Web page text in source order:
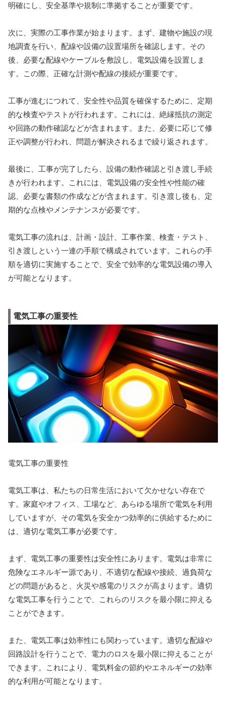
明確にし、安全基準や規制に準拠することが重要です。
次に、実際の工事作業が始まります。まず、建物や施設の現
地調査を行い、配線や設備の設置場所を確認します。その
後、必要な配線やケーブルを敷設し、電気設備を設置しま
す。この際、正確な計測や配線の接続が重要です。
工事が進むにつれて、安全性や品質を確保するために、定期
的な検査やテストが行われます。これには、絶縁抵抗の測定
や回路の動作確認などが含まれます。また、必要に応じて修
正や調整が行われ、問題が解決されるまで繰り返されます。
最後に、工事が完了したら、設備の動作確認と引き渡し手続
きが行われます。これには、電気設備の安全性や性能の確
認、必要な書類の作成などが含まれます。引き渡し後も、定
期的な点検やメンテナンスが必要です。
電気工事の流れは、計画・設計、工事作業、検査・テスト、
引き渡しという一連の手順で構成されています。これらの手
順を適切に実施することで、安全で効率的な電気設備の導入
が可能となります。
電気工事の重要性
電気工事の重要性
電気工事は、私たちの日常生活において欠かせない存在で
す。家庭やオフィス、工場など、あらゆる場所で電気を利用
していますが、その電気を安全かつ効率的に供給するために
は、適切な電気工事が必要です。
まず、電気工事の重要性は安全性にあります。電気は非常に
危険なエネルギー源であり、不適切な配線や接続、過負荷な
どの問題があると、火災や感電のリスクが高まります。適切
な電気工事を行うことで、これらのリスクを最小限に抑える
ことができます。
また、電気工事は効率性にも関わっています。適切な配線や
回路設計を行うことで、電力のロスを最小限に抑えることが
できます。これにより、電気料金の節約やエネルギーの効率
的な利用が可能となります。